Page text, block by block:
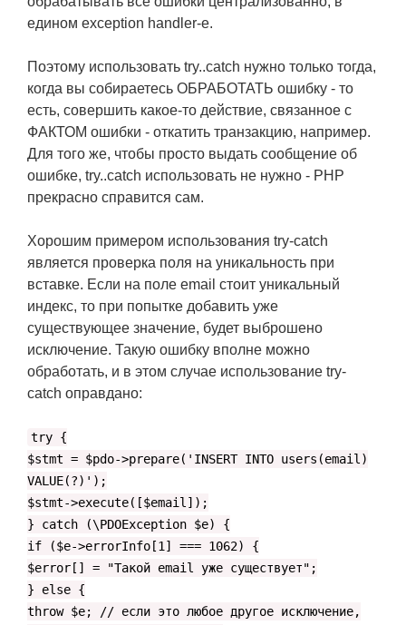
едином exception handler-е.
Поэтому использовать try..catch нужно только тогда,
когда вы собираетесь ОБРАБОТАТЬ ошибку - то
есть, совершить какое-то действие, связанное с
ФАКТОМ ошибки - откатить транзакцию, например.
Для того же, чтобы просто выдать сообщение об
ошибке, try..catch использовать не нужно - PHP
прекрасно справится сам.
Хорошим примером использования try-catch
является проверка поля на уникальность при
вставке. Если на поле email стоит уникальный
индекс, то при попытке добавить уже
существующее значение, будет выброшено
исключение. Такую ошибку вполне можно
обработать, и в этом случае использование try-
catch оправдано:
try {
$stmt = $pdo->prepare('INSERT INTO users(email)
VALUE(?)');
$stmt->execute([$email]);
} catch (\PDOException $e) {
if ($e->errorInfo[1] === 1062) {
$error[] = "Такой email уже существует";
} else {
throw $e; // если это любое другое исключение,